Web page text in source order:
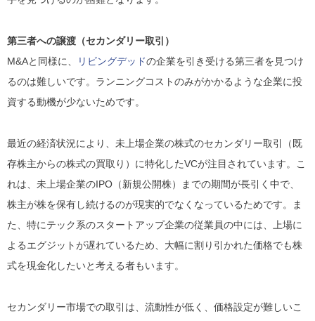
第三者への譲渡（セカンダリー取引）
M&Aと同様に、
リビングデッドの企業を引き受ける第三者を見つけ
るのは難しいです。ランニングコストのみがかかるような企業に投
資する動機が少ないためです。
最近の経済状況により、未上場企業の株式のセカンダリー取引（既
存株主からの株式の買取り）に特化したVCが注目されています。こ
れは、未上場企業のIPO（新規公開株）までの期間が長引く中で、
株主が株を保有し続けるのが現実的でなくなっているためです。ま
た、特にテック系のスタートアップ企業の従業員の中には、上場に
よるエグジットが遅れているため、大幅に割り引かれた価格でも株
式を現金化したいと考える者もいます​​。
セカンダリー市場での取引は、流動性が低く、価格設定が難しいこ